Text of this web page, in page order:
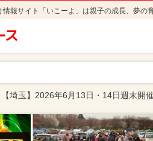
報サイト「いこーよ」は親子の成長、夢の
【埼玉】2026年6月13日・14日週末開